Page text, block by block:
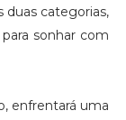
duas categorias,
sonhar com
enfrentará uma